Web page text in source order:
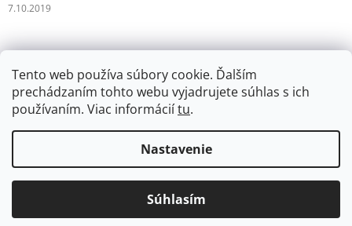
Tento web používa súbory cookie. Ďalším
prechádzaním tohto webu vyjadrujete súhlas s ich
používaním. Viac informáciítu.
Nastavenie
Súhlasím
7.10.2019
vyhradené.